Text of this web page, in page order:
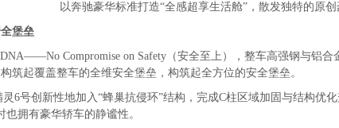
以奔驰豪华标准打造“全感超享生活舱”，散发独特的原创
堡垒
Compromise on Safety（安全至上），整车高强钢与铝
筑起覆盖整车的全维安全堡垒，构筑起全方位的安全堡垒。
6号创新性地加入“蜂巢抗侵环”结构，完成C柱区域加固与结构优
拥有豪华轿车的静谧性。